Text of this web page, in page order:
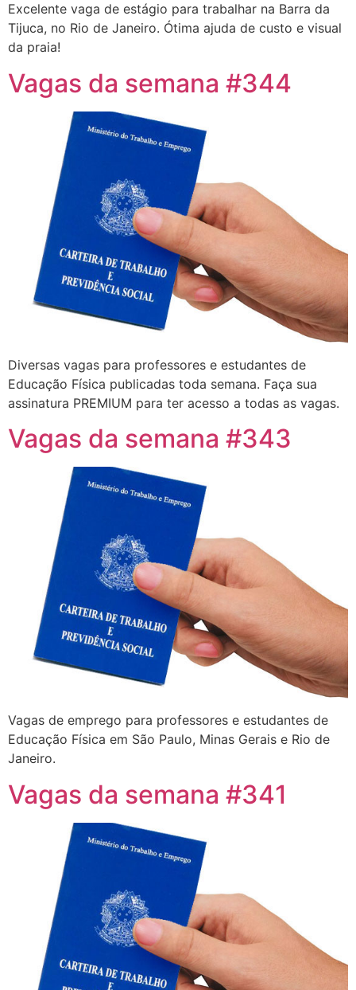
Excelente vaga de estágio para trabalhar na Barra da
Tijuca, no Rio de Janeiro. Ótima ajuda de custo e visual
da praia!
Vagas da semana #344
Diversas vagas para professores e estudantes de
Educação Física publicadas toda semana. Faça sua
assinatura PREMIUM para ter acesso a todas as vagas.
Vagas da semana #343
Vagas de emprego para professores e estudantes de
Educação Física em São Paulo, Minas Gerais e Rio de
Janeiro.
Vagas da semana #341